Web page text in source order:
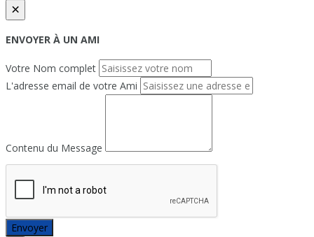
×
ENVOYER À UN AMI
Votre Nom complet
L'adresse email de votre Ami
Contenu du Message
Envoyer